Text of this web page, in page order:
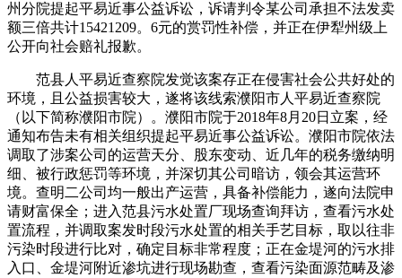
州分院提起平易近事公益诉讼，诉请判令某公司承担不法发卖
额三倍共计15421209。6元的赏罚性补偿，并正在伊犁州级上
公开向社会赔礼报歉。
范县人平易近查察院发觉该案存正在侵害社会公共好处的
环境，且公益损害较大，遂将该线索濮阳市人平易近查察院
（以下简称濮阳市院）。濮阳市院于2018年8月20日立案，经
通知布告未有相关组织提起平易近事公益诉讼。濮阳市院依法
调取了涉案公司的运营天分、股东变动、近几年的税务缴纳明
细、被行政惩罚等环境，并深切其公司暗访，领会其运营环
境。查明二公司均一般出产运营，具备补偿能力，遂向法院申
请财富保全；进入范县污水处置厂现场查询拜访，查看污水处
置流程，并调取案发时段污水处置的相关手艺目标，取以往非
污染时段进行比对，确定目标非常程度；正在金堤河的污水排
入口、金堤河附近渗坑进行现场勘查，查看污染面源范畴及渗